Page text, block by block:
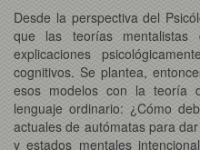
Desde la perspectiva del
que las teorías
explicaciones
cognitivos. Se plantea,
esos modelos con la teoría
lenguaje ordinario: ¿Cómo
actuales de autómatas para
y estados mentales